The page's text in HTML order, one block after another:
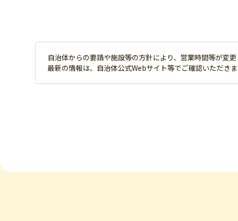
自治体からの要請や施設等の方針により、営業時間等が変更
最新の情報は、自治体公式Webサイト等でご確認いただき